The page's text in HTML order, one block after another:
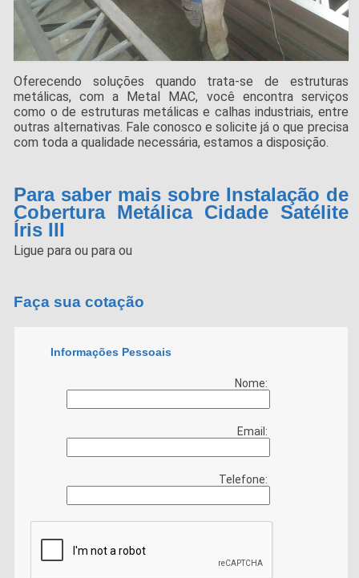
Oferecendo soluções quando trata-se de estruturas
metálicas, com a Metal MAC, você encontra serviços
como o de estruturas metálicas e calhas industriais, entre
outras alternativas. Fale conosco e solicite já o que precisa
com toda a qualidade necessária, estamos a disposição.
Para saber mais sobre Instalação de
Cobertura Metálica Cidade Satélite
Íris III
Ligue paraou paraou
Faça sua cotação
Informações Pessoais
Nome:
Email:
Telefone: